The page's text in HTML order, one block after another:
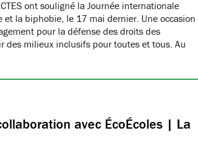
ont souligné la Journée internationale
la biphobie, le 17 mai dernier. Une occasion
pour la défense des droits des
des milieux inclusifs pour toutes et tous. Au
avec ÉcoÉcoles | La